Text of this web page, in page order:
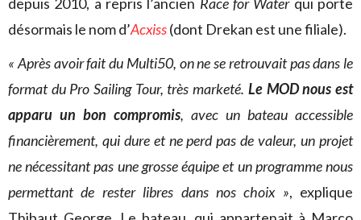
désormais le nom d’Acxiss(dont Drekan est une filiale).
« Après avoir fait du Multi50, on ne se retrouvait pas dans le
format du Pro Sailing Tour, très marketé. Le MOD nous est
apparu un bon compromis, avec un bateau accessible
financièrement, qui dure et ne perd pas de valeur, un projet
ne nécessitant pas une grosse équipe et un programme nous
permettant de rester libres dans nos choix », explique